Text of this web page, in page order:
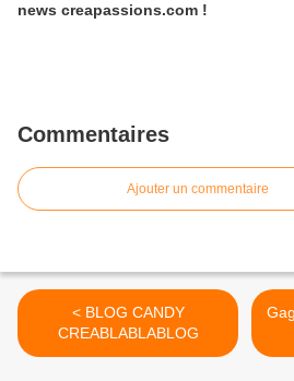
news creapassions.com !
Commentaires
Ajouter un commentaire
< BLOG CANDY
CREABLABLABLOG